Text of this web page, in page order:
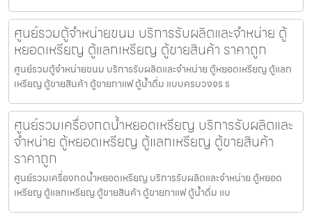
ศูนย์รวมตู้จำหน่ายขนม บริการรับผลิตและจำหน่าย ตู้
หยอดเหรียญ ตู้แลกเหรียญ ตู้ขายสินค้า ราคาถูก
ศูนย์รวมตู้จำหน่ายขนม บริการรับผลิตและจำหน่าย ตู้หยอดเหรียญ ตู้แลก
เหรียญ ตู้ขายสินค้า ตู้ขายกาแฟ ตู้น้ำดื่ม แบบครบวงจร ร
ศูนย์รวมเครื่องกดน้ำ​หยอดเหรียญ บริการรับผลิตและ
จำหน่าย ตู้หยอดเหรียญ ตู้แลกเหรียญ ตู้ขายสินค้า
ราคาถูก
ศูนย์รวมเครื่องกดน้ำ​หยอดเหรียญ บริการรับผลิตและจำหน่าย ตู้หยอด
เหรียญ ตู้แลกเหรียญ ตู้ขายสินค้า ตู้ขายกาแฟ ตู้น้ำดื่ม แบ